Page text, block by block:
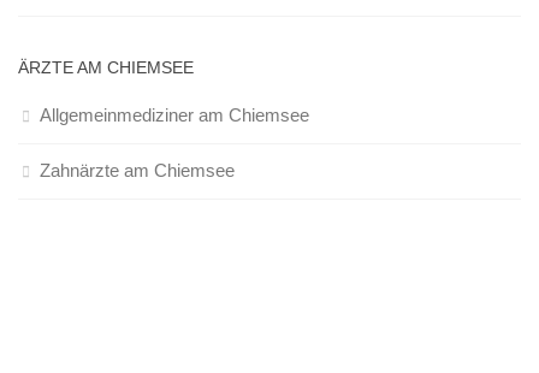
ÄRZTE AM CHIEMSEE
Allgemeinmediziner am Chiemsee
Zahnärzte am Chiemsee